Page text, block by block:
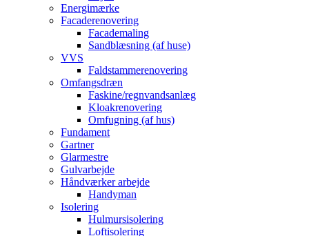
Energimærke
Facaderenovering
Facademaling
Sandblæsning (af huse)
VVS
Faldstammerenovering
Omfangsdræn
Faskine/regnvandsanlæg
Kloakrenovering
Omfugning (af hus)
Fundament
Gartner
Glarmestre
Gulvarbejde
Håndværker arbejde
Handyman
Isolering
Hulmursisolering
Loftisolering